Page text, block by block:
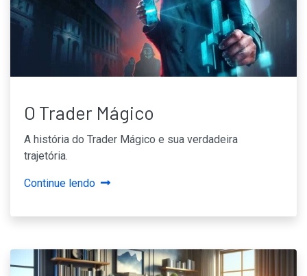
O Trader Mágico
A história do Trader Mágico e sua verdadeira
trajetória.
Continue lendo